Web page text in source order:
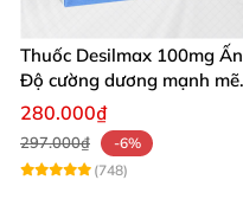
Thuốc Desilmax 100mg Ấn
Độ cường dương mạnh mẽ
tăng sinh lý phái mạnh
280.000₫
297.000₫
-6%
(748)